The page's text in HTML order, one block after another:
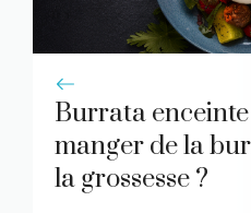
Burrata
manger de la
la grossesse ?